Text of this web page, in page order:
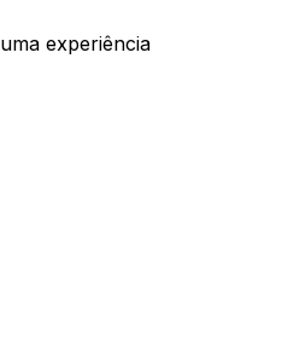
uma experiência